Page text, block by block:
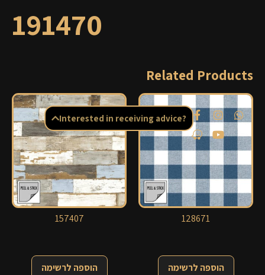
191470
Related Products
157407
הוספה לרשימה
128671
הוספה לרשימה
Interested in receiving advice?